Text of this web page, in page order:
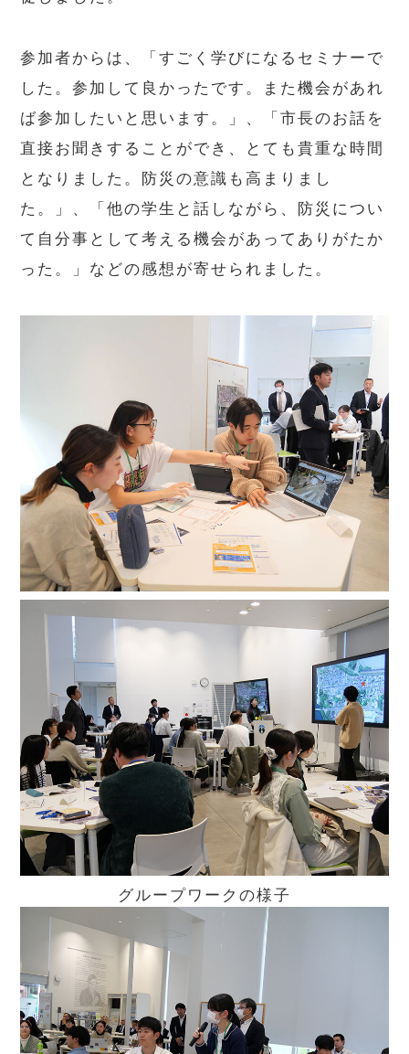
参加者からは、「すごく学びになるセミナーで
した。参加して良かったです。また機会があれ
ば参加したいと思います。」、「市長のお話を
直接お聞きすることができ、とても貴重な時間
となりました。防災の意識も高まりまし
た。」、「他の学生と話しながら、防災につい
て自分事として考える機会があってありがたか
った。」などの感想が寄せられました。
グループワークの様子